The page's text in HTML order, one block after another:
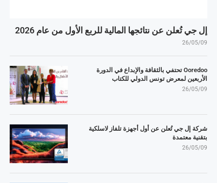
إل جي تُعلن عن نتائجها المالية للربع الأول من عام 2026
26/05/09
Ooredoo تحتفي بالثقافة والإبداع في الدورة
الأربعين لمعرض تونس الدولي للكتاب
26/05/09
شركة إل جي تُعلن عن أول أجهزة تلفاز لاسلكية
بتقنية معتمدة
26/05/09